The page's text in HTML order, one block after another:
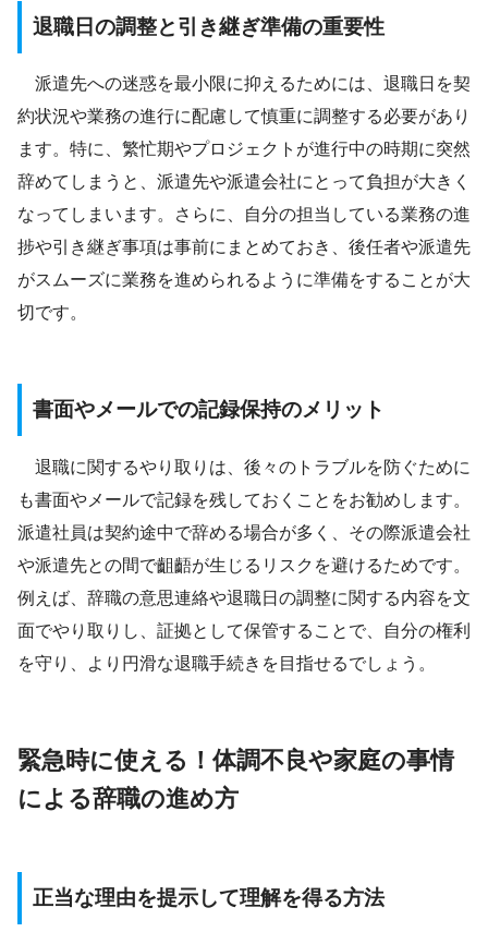
退職日の調整と引き継ぎ準備の重要性
派遣先への迷惑を最小限に抑えるためには、退職日を契
約状況や業務の進行に配慮して慎重に調整する必要があり
ます。特に、繁忙期やプロジェクトが進行中の時期に突然
辞めてしまうと、派遣先や派遣会社にとって負担が大きく
なってしまいます。さらに、自分の担当している業務の進
捗や引き継ぎ事項は事前にまとめておき、後任者や派遣先
がスムーズに業務を進められるように準備をすることが大
切です。
書面やメールでの記録保持のメリット
退職に関するやり取りは、後々のトラブルを防ぐために
も書面やメールで記録を残しておくことをお勧めします。
派遣社員は契約途中で辞める場合が多く、その際派遣会社
や派遣先との間で齟齬が生じるリスクを避けるためです。
例えば、辞職の意思連絡や退職日の調整に関する内容を文
面でやり取りし、証拠として保管することで、自分の権利
を守り、より円滑な退職手続きを目指せるでしょう。
緊急時に使える！体調不良や家庭の事情
による辞職の進め方
正当な理由を提示して理解を得る方法